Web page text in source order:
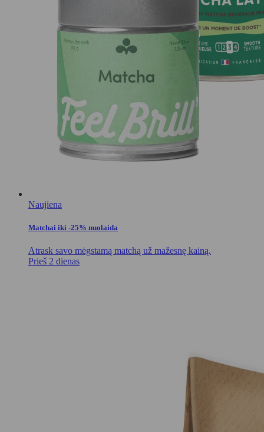
Naujiena
Matchai iki -25% nuolaida
Atrask savo mėgstamą matchą už mažesnę kainą.
Prieš 2 dienas